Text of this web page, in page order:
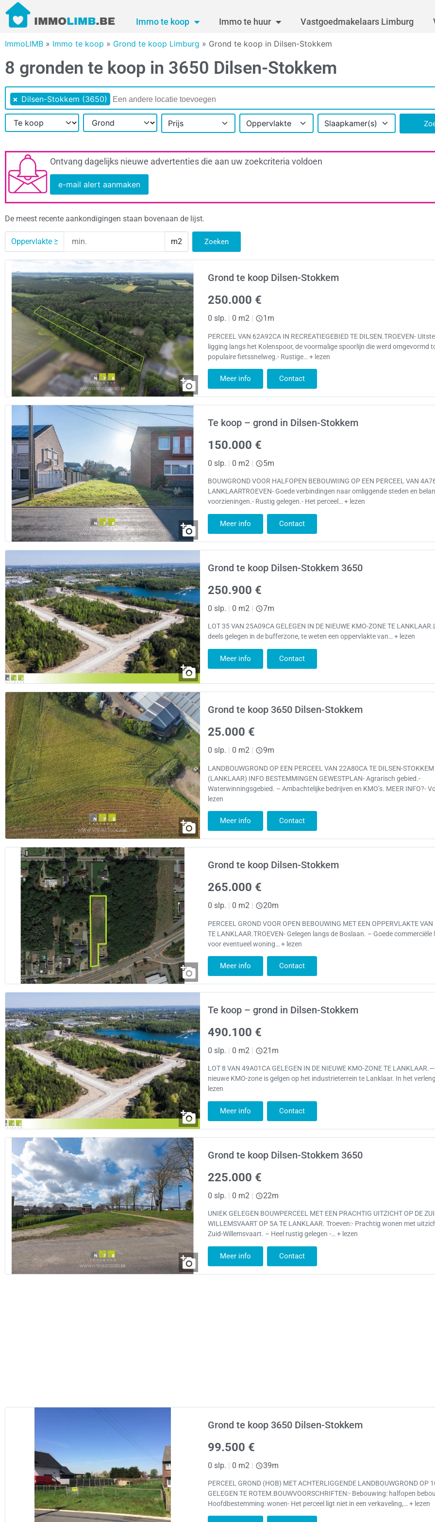
Immo te koop Immo te huur Vastgoedmakelaars Limburg
ImmoLIMB » Immo te koop » Grond te koop Limburg » Grond te koop in Dilsen-Stokkem
8 gronden te koop in 3650 Dilsen-Stokkem
× Dilsen-Stokkem (3650)
Prijs Oppervlakte Slaapkamer(s)
Ontvang dagelijks nieuwe advertenties die aan uw zoekcriteria voldoen
e-mail alert aanmaken
De meest recente aankondigingen staan bovenaan de lijst.
Oppervlakte ≥ m2 Zoeken
Grond te koop Dilsen-Stokkem
250.000 €
0 slp. 0 m2 1m
PERCEEL VAN 62A92CA IN RECREATIEGEBIED TE DILSEN.TROEVEN-
ligging langs het Kolenspoor, de voormalige spoorlijn die werd omgevormd
populaire fietssnelweg.- Rustige… + lezen
Meer info Contact
Te koop – grond in Dilsen-Stokkem
150.000 €
0 slp. | 0 m2 | 5m
BOUWGROND VOOR HALFOPEN BEBOUWIING OP EEN PERCEEL VAN
LANKLAARTROEVEN- Goede verbindingen naar omliggende steden en
voorzieningen.- Rustig gelegen.- Het perceel… + lezen
Meer info Contact
Grond te koop Dilsen-Stokkem 3650
250.900 €
0 slp. | 0 m2 | 7m
LOT 35 VAN 25A09CA GELEGEN IN DE NIEUWE KMO-ZONE TE
deels gelegen in de bufferzone, te weten een oppervlakte van… + lezen
Meer info Contact
Grond te koop 3650 Dilsen-Stokkem
25.000 €
0 slp. 0 m2 9m
LANDBOUWGROND OP EEN PERCEEL VAN 22A80CA TE DILSEN-STOKKEM
(LANKLAAR) INFO BESTEMMINGEN GEWESTPLAN- Agrarisch gebied.-
Waterwinningsgebied. – Ambachtelijke bedrijven en KMO’s. MEER INFO?-
lezen
Meer info Contact
Grond te koop Dilsen-Stokkem
265.000 €
0 slp. 0 m2 20m
PERCEEL GROND VOOR OPEN BEBOUWING MET EEN OPPERVLAKTE
TE LANKLAAR.TROEVEN- Gelegen langs de Boslaan. – Goede commerciële
voor eventueel woning… + lezen
Meer info Contact
Te koop – grond in Dilsen-Stokkem
490.100 €
0 slp. | 0 m2 | 21m
LOT 8 VAN 49A01CA GELEGEN IN DE NIEUWE KMO-ZONE TE
nieuwe KMO-zone is gelgen op het industrieterrein te Lanklaar. In het
lezen
Meer info Contact
Grond te koop Dilsen-Stokkem 3650
225.000 €
0 slp. | 0 m2 | 22m
UNIEK GELEGEN BOUWPERCEEL MET EEN PRACHTIG UITZICHT OP DE
WILLEMSVAART OP 5A TE LANKLAAR. Troeven:- Prachtig wonen met
Zuid-Willemsvaart. – Heel rustig gelegen -… + lezen
Meer info Contact
Grond te koop 3650 Dilsen-Stokkem
99.500 €
0 slp. | 0 m2 | 39m
PERCEEL GROND (HOB) MET ACHTERLIGGENDE LANDBOUWGROND OP
GELEGEN TE ROTEM.BOUWVOORSCHRIFTEN:- Bebouwing: halfopen
Hoofdbestemming: wonen- Het perceel ligt niet in een verkaveling,… + lezen